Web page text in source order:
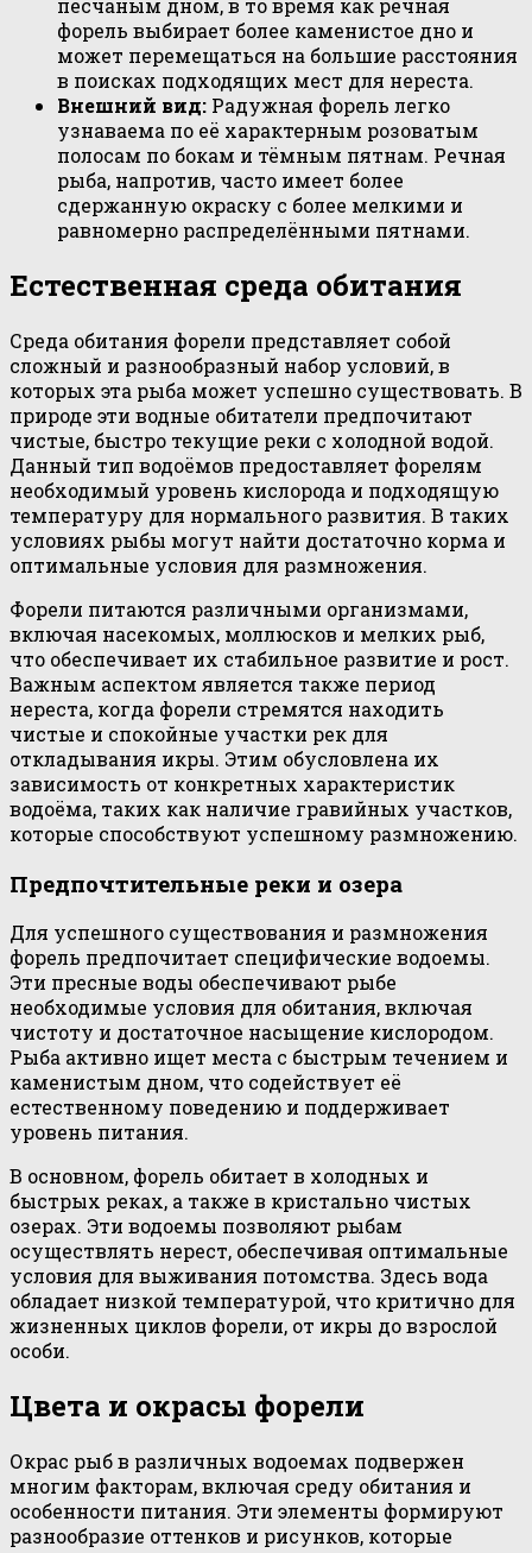
песчаным дном, в то время как речная
форель выбирает более каменистое дно и
может перемещаться на большие расстояния
в поисках подходящих мест для нереста.
Внешний вид: Радужная форель легко
узнаваема по её характерным розоватым
полосам по бокам и тёмным пятнам. Речная
рыба, напротив, часто имеет более
сдержанную окраску с более мелкими и
равномерно распределёнными пятнами.
Естественная среда обитания
Среда обитания форели представляет собой
сложный и разнообразный набор условий, в
которых эта рыба может успешно существовать. В
природе эти водные обитатели предпочитают
чистые, быстро текущие реки с холодной водой.
Данный тип водоёмов предоставляет форелям
необходимый уровень кислорода и подходящую
температуру для нормального развития. В таких
условиях рыбы могут найти достаточно корма и
оптимальные условия для размножения.
Форели питаются различными организмами,
включая насекомых, моллюсков и мелких рыб,
что обеспечивает их стабильное развитие и рост.
Важным аспектом является также период
нереста, когда форели стремятся находить
чистые и спокойные участки рек для
откладывания икры. Этим обусловлена их
зависимость от конкретных характеристик
водоёма, таких как наличие гравийных участков,
которые способствуют успешному размножению.
Предпочтительные реки и озера
Для успешного существования и размножения
форель предпочитает специфические водоемы.
Эти пресные воды обеспечивают рыбе
необходимые условия для обитания, включая
чистоту и достаточное насыщение кислородом.
Рыба активно ищет места с быстрым течением и
каменистым дном, что содействует её
естественному поведению и поддерживает
уровень питания.
В основном, форель обитает в холодных и
быстрых реках, а также в кристально чистых
озерах. Эти водоемы позволяют рыбам
осуществлять нерест, обеспечивая оптимальные
условия для выживания потомства. Здесь вода
обладает низкой температурой, что критично для
жизненных циклов форели, от икры до взрослой
особи.
Цвета и окрасы форели
Окрас рыб в различных водоемах подвержен
многим факторам, включая среду обитания и
особенности питания. Эти элементы формируют
разнообразие оттенков и рисунков, которые